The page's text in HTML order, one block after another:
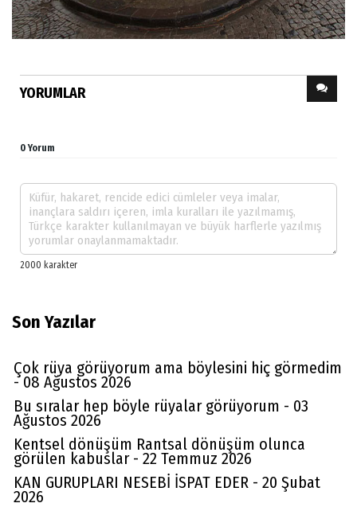
YORUMLAR
0 Yorum
Son Yazılar
Çok rüya görüyorum ama böylesini hiç görmedim
- 08 Ağustos 2026
Bu sıralar hep böyle rüyalar görüyorum - 03
Ağustos 2026
Kentsel dönüşüm Rantsal dönüşüm olunca
görülen kabuslar - 22 Temmuz 2026
KAN GURUPLARI NESEBİ İSPAT EDER - 20 Şubat
2026